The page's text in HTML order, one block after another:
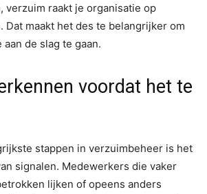
verzuim raakt je organisatie op
Dat maakt het des te belangrijker om
de slag te gaan.
voordat het te
stappen in verzuimbeheer is het
signalen. Medewerkers die vaker
lijken of opeens anders